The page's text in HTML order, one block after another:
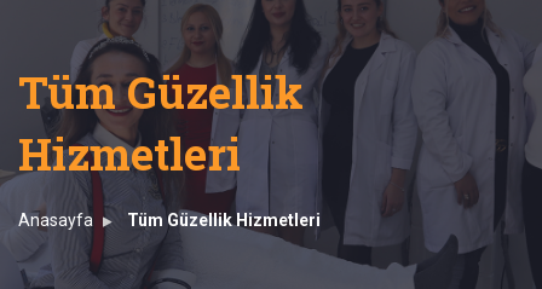
Tüm Güzellik
Hizmetleri
Anasayfa Tüm Güzellik Hizmetleri